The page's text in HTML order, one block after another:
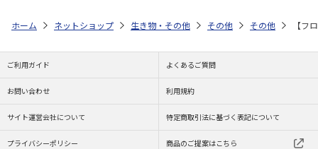
ホーム ネットショップ 生き物・その他 その他 その他 【フ
ご利用ガイド よくあるご質問
お問い合わせ 利用規約
サイト運営会社について 特定商取引法に基づく表記について
プライバシーポリシー 商品のご提案はこちら